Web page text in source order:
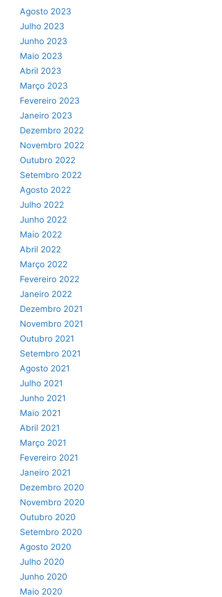
Agosto 2023
Julho 2023
Junho 2023
Maio 2023
Abril 2023
Março 2023
Fevereiro 2023
Janeiro 2023
Dezembro 2022
Novembro 2022
Outubro 2022
Setembro 2022
Agosto 2022
Julho 2022
Junho 2022
Maio 2022
Abril 2022
Março 2022
Fevereiro 2022
Janeiro 2022
Dezembro 2021
Novembro 2021
Outubro 2021
Setembro 2021
Agosto 2021
Julho 2021
Junho 2021
Maio 2021
Abril 2021
Março 2021
Fevereiro 2021
Janeiro 2021
Dezembro 2020
Novembro 2020
Outubro 2020
Setembro 2020
Agosto 2020
Julho 2020
Junho 2020
Maio 2020